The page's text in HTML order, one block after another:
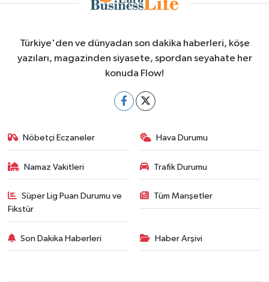
Türkiye'den ve dünyadan son dakika haberleri, köşe
yazıları, magazinden siyasete, spordan seyahate her
konuda Flow!
Nöbetçi Eczaneler Hava Durumu
Namaz Vakitleri Trafik Durumu
Süper Lig Puan Durumu ve
Fikstür
Tüm Manşetler
Son Dakika Haberleri Haber Arşivi